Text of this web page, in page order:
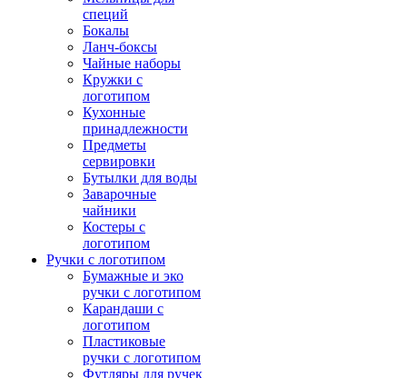
специй
Бокалы
Ланч-боксы
Чайные наборы
Кружки с
логотипом
Кухонные
принадлежности
Предметы
сервировки
Бутылки для воды
Заварочные
чайники
Костеры с
логотипом
Ручки с логотипом
Бумажные и эко
ручки с логотипом
Карандаши с
логотипом
Пластиковые
ручки с логотипом
Футляры для ручек